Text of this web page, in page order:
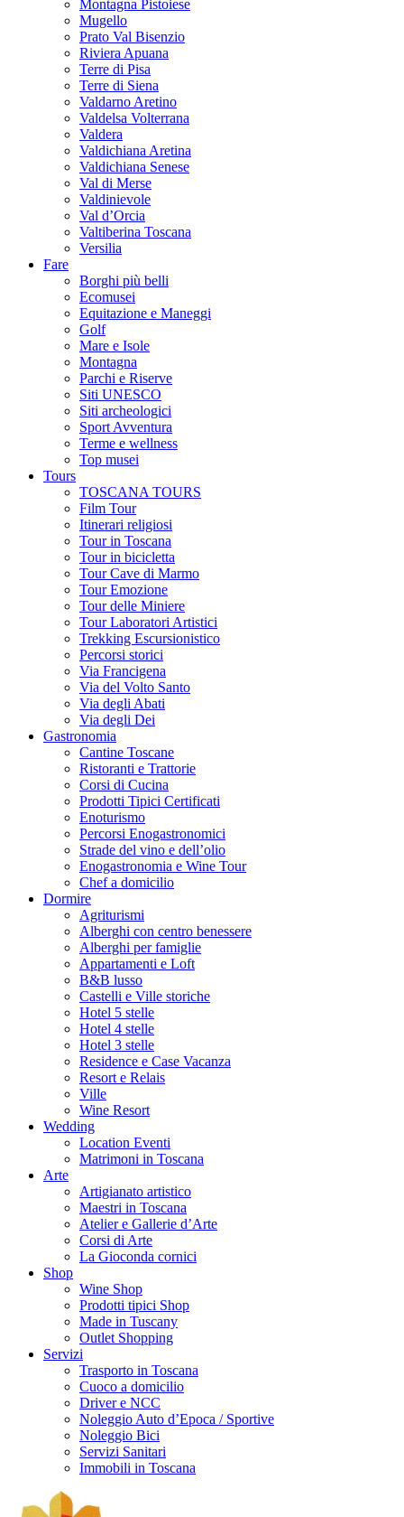
Montagna Pistoiese
Mugello
Prato Val Bisenzio
Riviera Apuana
Terre di Pisa
Terre di Siena
Valdarno Aretino
Valdelsa Volterrana
Valdera
Valdichiana Aretina
Valdichiana Senese
Val di Merse
Valdinievole
Val d’Orcia
Valtiberina Toscana
Versilia
Fare
Borghi più belli
Ecomusei
Equitazione e Maneggi
Golf
Mare e Isole
Montagna
Parchi e Riserve
Siti UNESCO
Siti archeologici
Sport Avventura
Terme e wellness
Top musei
Tours
TOSCANA TOURS
Film Tour
Itinerari religiosi
Tour in Toscana
Tour in bicicletta
Tour Cave di Marmo
Tour Emozione
Tour delle Miniere
Tour Laboratori Artistici
Trekking Escursionistico
Percorsi storici
Via Francigena
Via del Volto Santo
Via degli Abati
Via degli Dei
Gastronomia
Cantine Toscane
Ristoranti e Trattorie
Corsi di Cucina
Prodotti Tipici Certificati
Enoturismo
Percorsi Enogastronomici
Strade del vino e dell’olio
Enogastronomia e Wine Tour
Chef a domicilio
Dormire
Agriturismi
Alberghi con centro benessere
Alberghi per famiglie
Appartamenti e Loft
B&B lusso
Castelli e Ville storiche
Hotel 5 stelle
Hotel 4 stelle
Hotel 3 stelle
Residence e Case Vacanza
Resort e Relais
Ville
Wine Resort
Wedding
Location Eventi
Matrimoni in Toscana
Arte
Artigianato artistico
Maestri in Toscana
Atelier e Gallerie d’Arte
Corsi di Arte
La Gioconda cornici
Shop
Wine Shop
Prodotti tipici Shop
Made in Tuscany
Outlet Shopping
Servizi
Trasporto in Toscana
Cuoco a domicilio
Driver e NCC
Noleggio Auto d’Epoca / Sportive
Noleggio Bici
Servizi Sanitari
Immobili in Toscana